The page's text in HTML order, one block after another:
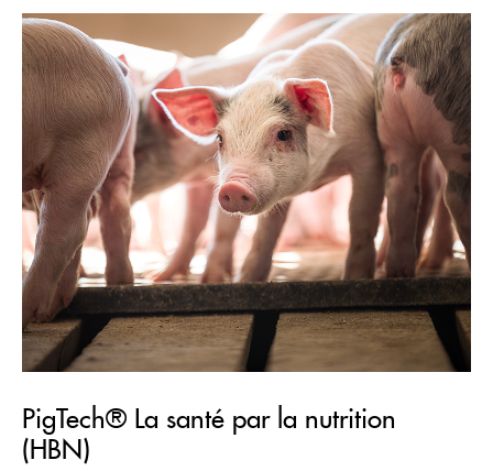
PigTech® La santé par la nutrition
(HBN)